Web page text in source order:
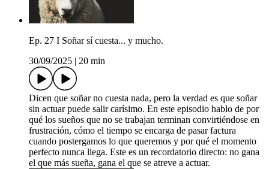
Ep. 27 I Soñar sí cuesta... y mucho.
30/09/2025
20 min
Dicen que soñar no cuesta nada, pero la verdad es que soñar
sin actuar puede salir carísimo. En este episodio hablo de por
qué los sueños que no se trabajan terminan convirtiéndose en
frustración, cómo el tiempo se encarga de pasar factura
cuando postergamos lo que queremos y por qué el momento
perfecto nunca llega. Este es un recordatorio directo: no gana
el que más sueña, gana el que se atreve a actuar.